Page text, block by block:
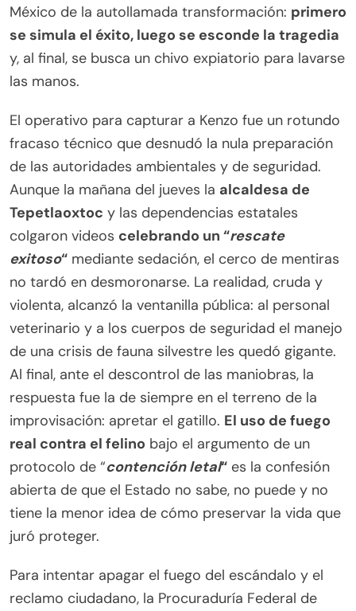
México de la autollamada transformación: primero
se simula el éxito, luego se esconde la tragedia
y, al final, se busca un chivo expiatorio para lavarse
las manos.
El operativo para capturar a Kenzo fue un rotundo
fracaso técnico que desnudó la nula preparación
de las autoridades ambientales y de seguridad.
Aunque la mañana del jueves la alcaldesa de
Tepetlaoxtoc y las dependencias estatales
colgaron videos celebrando un “rescate
exitoso“ mediante sedación, el cerco de mentiras
no tardó en desmoronarse. La realidad, cruda y
violenta, alcanzó la ventanilla pública: al personal
veterinario y a los cuerpos de seguridad el manejo
de una crisis de fauna silvestre les quedó gigante.
Al final, ante el descontrol de las maniobras, la
respuesta fue la de siempre en el terreno de la
improvisación: apretar el gatillo. El uso de fuego
real contra el felino bajo el argumento de un
protocolo de “contención letal“ es la confesión
abierta de que el Estado no sabe, no puede y no
tiene la menor idea de cómo preservar la vida que
juró proteger.
Para intentar apagar el fuego del escándalo y el
reclamo ciudadano, la Procuraduría Federal de